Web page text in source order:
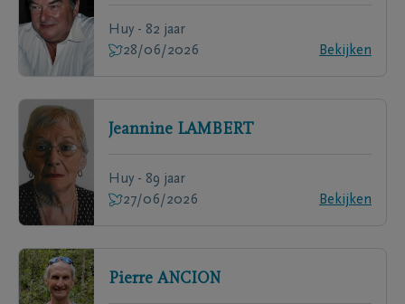
Huy - 82 jaar
28/06/2026
Bekijken
Jeannine LAMBERT
Huy - 89 jaar
27/06/2026
Bekijken
Pierre ANCION